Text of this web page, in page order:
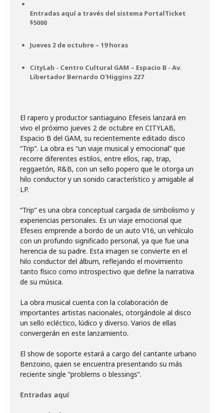
Entradas aquí a través del sistema PortalTicket
$5000
Jueves 2 de octubre – 19 horas
CityLab - Centro Cultural GAM – Espacio B - Av.
Libertador Bernardo O'Higgins 227
El rapero y productor santiaguino Efeseis lanzará en
vivo el próximo jueves 2 de octubre en CITYLAB,
Espacio B del GAM, su recientemente editado disco
“Trip”. La obra es “un viaje musical y emocional” que
recorre diferentes estilos, entre ellos, rap, trap,
reggaetón, R&B, con un sello popero que le otorga un
hilo conductor y un sonido característico y amigable al
LP.
“Trip” es una obra conceptual cargada de simbolismo y
experiencias personales. Es un viaje emocional que
Efeseis emprende a bordo de un auto V16, un vehículo
con un profundo significado personal, ya que fue una
herencia de su padre. Esta imagen se convierte en el
hilo conductor del álbum, reflejando el movimiento
tanto físico como introspectivo que define la narrativa
de su música.
La obra musical cuenta con la colaboración de
importantes artistas nacionales, otorgándole al disco
un sello ecléctico, lúdico y diverso. Varios de ellas
convergerán en este lanzamiento.
El show de soporte estará a cargo del cantante urbano
Benzoino, quien se encuentra presentando su más
reciente single “problems o blessings”.
Entradas aquí